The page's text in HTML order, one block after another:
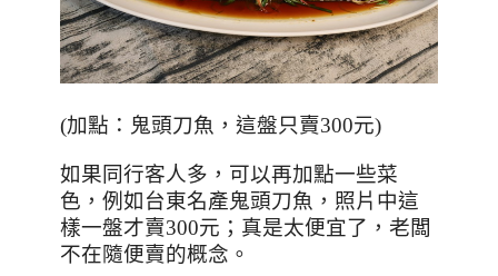
(加點：鬼頭刀魚，這盤只賣300元)
如果同行客人多，可以再加點一些菜
色，例如台東名產鬼頭刀魚，照片中這
樣一盤才賣300元；真是太便宜了，老闆
不在隨便賣的概念。